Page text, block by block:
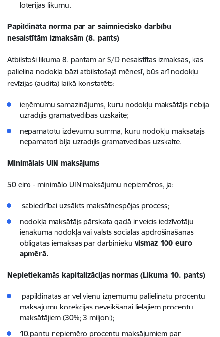
loterijas likumu.
Papildināta norma par ar saimniecisko darbību
nesaistītām izmaksām (8. pants)
Atbilstoši likuma 8. pantam ar S/D nesaistītas izmaksas, kas
palielina nodokļa bāzi atbilstošajā mēnesī, būs arī nodokļu
revīzijas (audita) laikā konstatēts:
ieņēmumu samazinājums, kuru nodokļu maksātājs nebija
uzrādījis grāmatvedības uzskaitē;
nepamatotu izdevumu summa, kuru nodokļu maksātājs
nepamatoti bija uzrādījis grāmatvedības uzskaitē.
Minimālais UIN maksājums
50 eiro - minimālo UIN maksājumu nepiemēros, ja:
sabiedrībai uzsākts maksātnespējas process;
nodokļa maksātājs pārskata gadā ir veicis iedzīvotāju
ienākuma nodokļa vai valsts sociālās apdrošināšanas
obligātās iemaksas par darbinieku vismaz 100 euro
apmērā.
Nepietiekamās kapitalizācijas normas (Likuma 10. pants)
papildinātas ar vēl vienu izņēmumu palielinātu procentu
maksājumu korekcijas neveikšanai lielajiem procentu
maksātājiem (30%; 3 miljoni);
10.pantu nepiemēro procentu maksājumiem par